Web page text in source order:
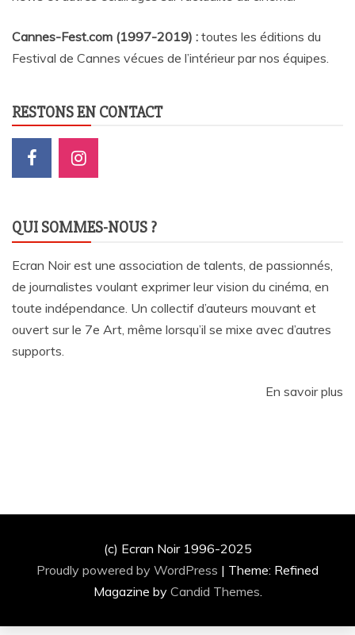
Cannes-Fest.com (1997-2019) : toutes les éditions du
Festival de Cannes vécues de l’intérieur par nos équipes.
RESTONS EN CONTACT
QUI SOMMES-NOUS ?
Ecran Noir est une association de talents, de passionnés,
de journalistes voulant exprimer leur vision du cinéma, en
toute indépendance. Un collectif d’auteurs mouvant et
ouvert sur le 7e Art, même lorsqu’il se mixe avec d’autres
supports.
En savoir plus
(c) Ecran Noir 1996-2025
Proudly powered by WordPress | Theme: Refined
Magazine by Candid Themes.